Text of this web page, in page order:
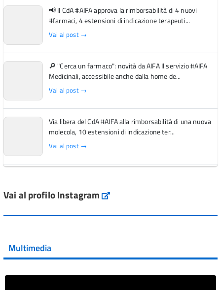
📢 Il CdA #AIFA approva la rimborsabilità di 4 nuovi
#farmaci, 4 estensioni di indicazione terapeuti...
Vai al post →
🔎 "Cerca un farmaco": novità da AIFA Il servizio #AIFA
Medicinali, accessibile anche dalla home de...
Vai al post →
Via libera del CdA #AIFA alla rimborsabilità di una nuova
molecola, 10 estensioni di indicazione ter...
Vai al post →
Vai al post →
Vai al post →
Vai al profilo Instagram Instagram
Multimedia